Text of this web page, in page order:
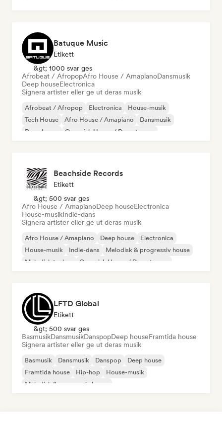
Batuque Music
Etikett
&gt; 1000 svar ges
Afrobeat / AfropopAfro House / AmapianoDansmusik
Deep houseElectronica
Signera artister eller ge ut deras musik
Afrobeat / Afropop Electronica
House-musik
Tech House
Afro House / Amapiano
Dansmusik
Deep house
Organisk House / Downtempo
Beachside Records
Etikett
&gt; 500 svar ges
Afro House / AmapianoDeep houseElectronica
House-musikIndie-dans
Signera artister eller ge ut deras musik
Afro House / Amapiano Deep house
Electronica
House-musik
Indie-dans
Melodisk & progressiv house
Melodisk techno
Organisk House / Downtempo
LFTD Global
Etikett
&gt; 500 svar ges
BasmusikDansmusikDanspopDeep houseFramtida house
Signera artister eller ge ut deras musik
Basmusik Dansmusik Danspop
Deep house
Framtida house
Hip-hop
House-musik
Melodisk & progressiv house